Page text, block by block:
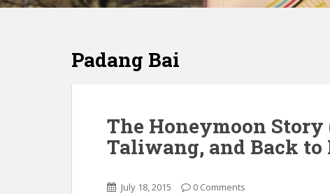
Padang Bai
The Honeymoon Story
Taliwang, and Back to
July 18, 2015 0 Comments